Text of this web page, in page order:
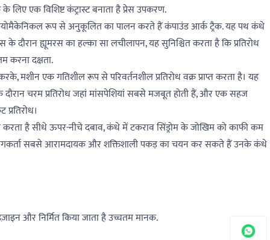
एक विशिष्ट कंट्रास्ट बनाता है प्रेस उपकरण.
बायोमैकेनिकल रूप से अनुकूलित का पालन करते हैं कंपाउंड आर्क ट्रैक. यह पथ कंधे
दौरान ह्यूमरस का हल्का सा लचीलापन, यह सुनिश्चित करता है कि प्रतिरोध
करना दक्षता.
एक गतिशील रूप से परिवर्तनशील प्रतिरोध वक्र प्राप्त करता है। यह
दौरान चरम प्रतिरोध जहां मांसपेशियां सबसे मजबूत होती हैं, और एक सहज
है सीधे ऊपर-नीचे दबाव, कंधे में टकराव सिंड्रोम के जोखिम को काफी कम
सबसे आरामदायक और शक्तिशाली पकड़ का चयन कर सकते हैं उनके कंधे
और निर्मित किया जाता है उच्चतम मानक.